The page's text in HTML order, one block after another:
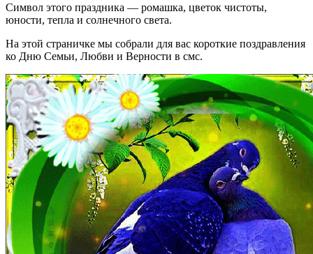
Символ этого праздника — ромашка, цветок чистоты,
юности, тепла и солнечного света.
На этой страничке мы собрали для вас короткие поздравления
ко Дню Семьи, Любви и Верности в смс.